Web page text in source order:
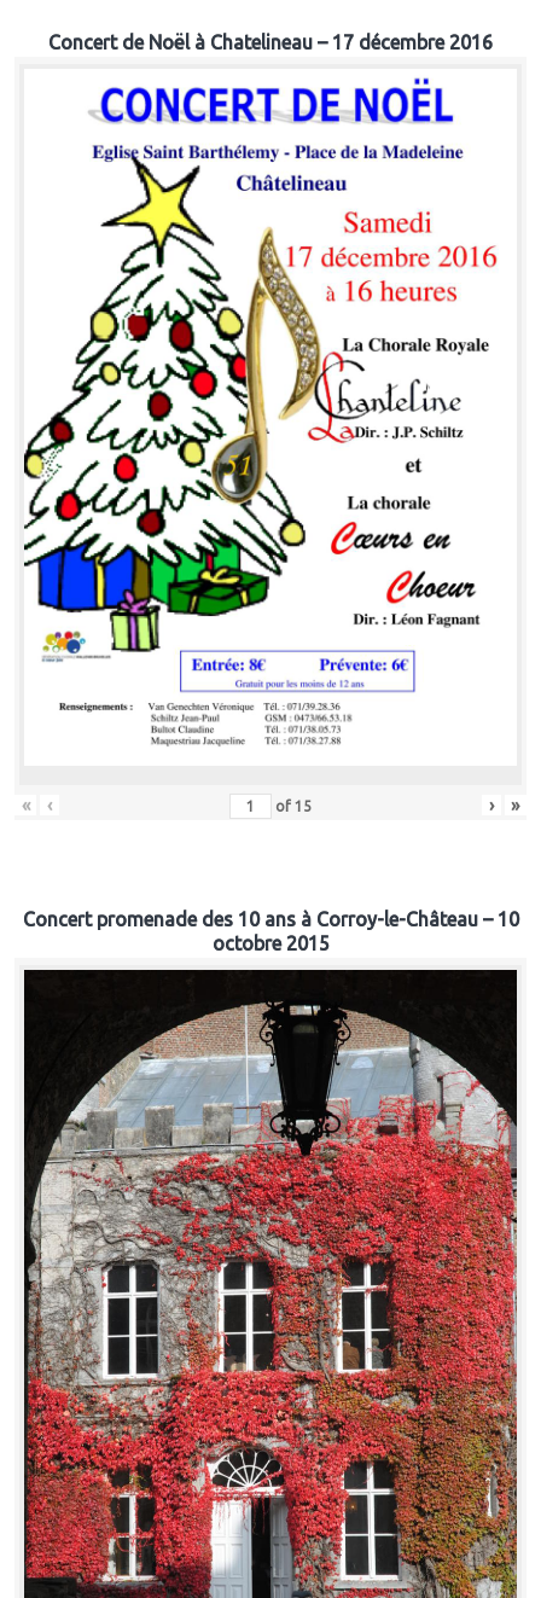
Concert de Noël à Chatelineau – 17 décembre 2016
« ‹ of 15 › »
Concert promenade des 10 ans à Corroy-le-Château – 10
octobre 2015